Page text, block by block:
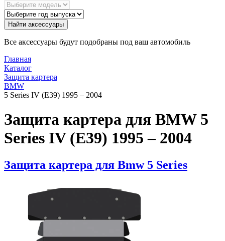
Найти аксессуары
Все аксессуары будут подобраны под ваш автомобиль
Главная
Каталог
Защита картера
BMW
5 Series IV (E39) 1995 – 2004
Защита картера для BMW 5
Series IV (E39) 1995 – 2004
Защита картера для Bmw 5 Series